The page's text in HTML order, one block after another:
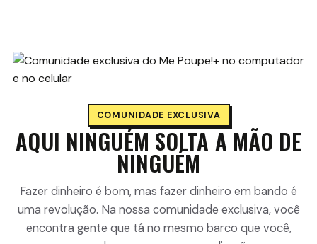
COMUNIDADE EXCLUSIVA
AQUI NINGUÉM SOLTA A MÃO DE
NINGUÉM
Fazer dinheiro é bom, mas fazer dinheiro em bando é
uma revolução. Na nossa comunidade exclusiva, você
encontra gente que tá no mesmo barco que você,